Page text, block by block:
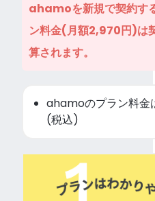
ahamoを新規で契約す
ン料金(月額2,970円)は
算されます。
ahamoのプラン料金
(税込)